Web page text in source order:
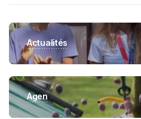
Actualités
Agen